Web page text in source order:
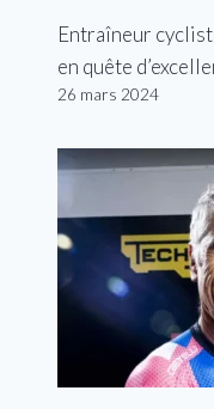
Entraîneur
en quête
26 mars 2024